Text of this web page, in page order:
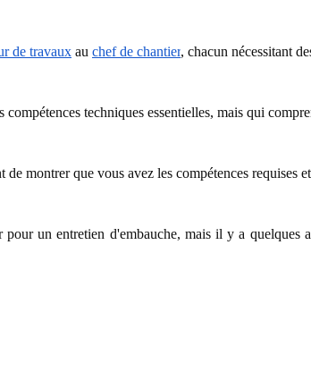
de travaux au chef de chantier, chacun nécessitant
techniques essentielles, mais qui
montrer que vous avez les compétences requises
un entretien d'embauche, mais il y a quelques